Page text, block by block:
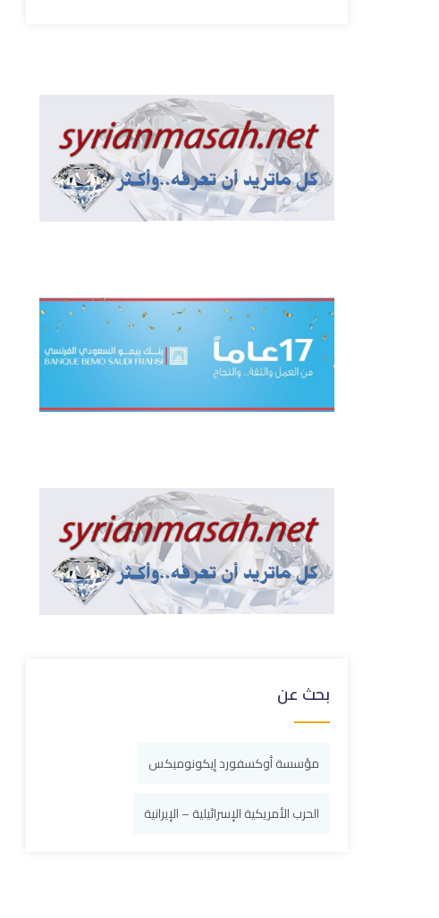
بحث عن
مؤسسة أوكسفورد إيكونوميكس
الحرب الأمريكية الإسرائيلية – الإيرانية